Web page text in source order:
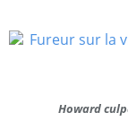
Howard